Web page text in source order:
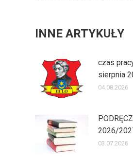
INNE ARTYKUŁY
czas
sierpnia
04.08.2026
2026/
03.07.2026